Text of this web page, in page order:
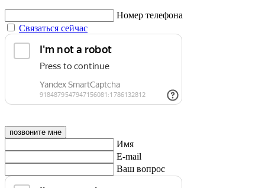
Номер телефона
Связаться сейчас
позвоните мне
Имя
E-mail
Ваш вопрос